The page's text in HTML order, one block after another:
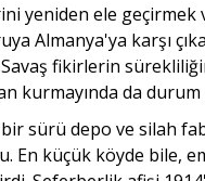
yeniden ele geçirmek
Almanya'ya karşı
Savaş fikirlerin
kurmayında da
sürü depo ve silah
En küçük köyde bile,